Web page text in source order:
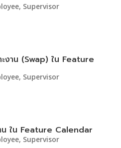
, Supervisor
งาน (Swap) ใน Feature
, Supervisor
น ใน Feature Calendar
, Supervisor